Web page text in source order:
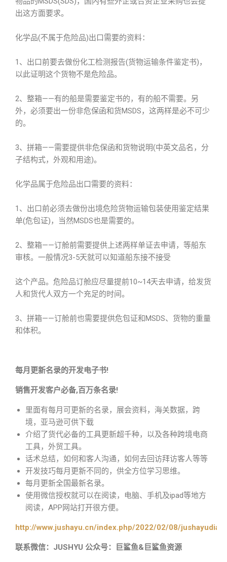
出这方面要求。
化学品(不属于危险品)出口需要的资料：
1、出口前要去做份化工检测报告(货物运输条件鉴定书)，
以此证明这个货物不是危险品。
2、整箱——有的船是需要鉴定书的，有的船不需要。另
外，必须要出一份非危保函和货MSDS，这两样是必不可少
的。
3、拼箱——需要提供非危保函和货物说明(中英文品名，分
子结构式，外观和用途)。
化学品属于危险品出口需要的资料：
1、出口前必须去做份出境危险货物运输包装使用鉴定结果
单(危包证)，当然MSDS也是需要的。
2、整箱——订舱前需要提供上述两样单证去申请，等船东
审核。一般情况3-5天就可以知道船东接不接受
这个产品。危险品订舱应尽量提前10~14天去申请，给发货
人和货代人双方一个充足的时间。
3、拼箱——订舱前也需要提供危包证和MSDS、货物的重量
和体积。
每月更新名录的开发电子书!
销售开发客户必备,百万条名录!
里面有每月可更新的名录，展会资料，海关数据，跨
境，亚马逊可供下载
介绍了货代必备的工具更新超千种，以及各种跨境电商
工具，外贸工具。
话术总结，如何和客人沟通，如何去回访拜访客人等等
开发技巧每月更新不同的，供全方位学习思维。
每月更新全国最新名录。
使用微信授权就可以在阅读，电脑、手机及ipad等地方
阅读，APP网站打开很方便。
http://www.jushayu.cn/index.php/2022/02/08/
联系微信：JUSHYU 公众号：巨鲨鱼&巨鲨鱼资源